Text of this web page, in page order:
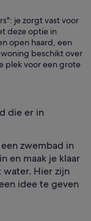
je zorgt vast voor
deze optie in
open haard, een
beschikt over
plek voor een grote
die er in
zwembad in
en maak je klaar
Hier zijn
idee te geven